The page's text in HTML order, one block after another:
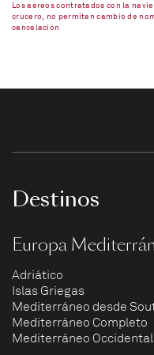
Los aéreos contratados con la
crucero, no permiten cambio de
cancelación
Destinos
Europa
Adriático
Islas Griegas
Mediterráneo desde
Mediterráneo Completo
Mediterráneo Occidental